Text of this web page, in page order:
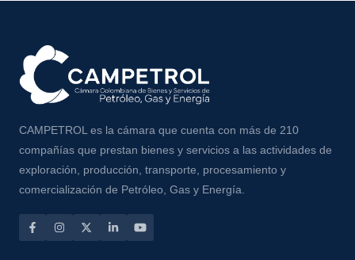
CAMPETROL es la cámara que cuenta con más de 210
compañías que prestan bienes y servicios a las actividades de
exploración, producción, transporte, procesamiento y
comercialización de Petróleo, Gas y Energía.